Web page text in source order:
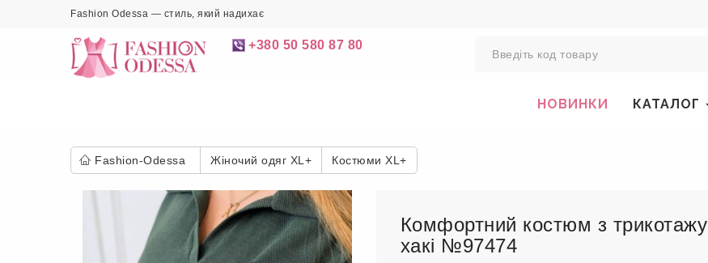
Fashion Odessa — стиль, який надихає
+380 50 580 87 80
НОВИНКИ КАТАЛОГ
Fashion-Odessa Жіночий одяг XL+ Костюми XL+
Комфортний костюм з трикотажу
хакі №97474